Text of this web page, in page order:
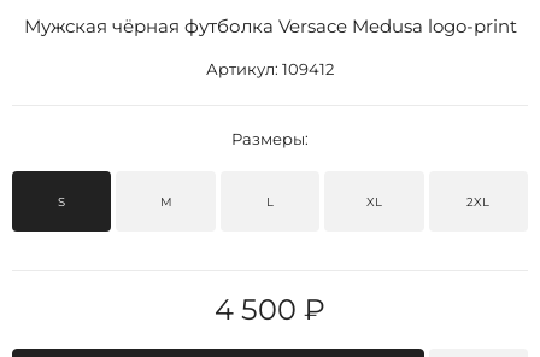
Мужская чёрная футболка Versace Medusa logo-print
Артикул: 109412
Размеры:
S M L XL 2XL
4 500 ₽